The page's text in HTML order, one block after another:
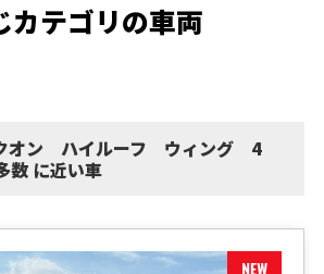
カテゴリの車両
オン ハイルーフ ウィング 4
に近い車